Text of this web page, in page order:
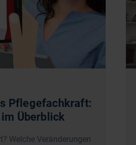
Pflegefachkraft:
Überblick
Welche Veränderungen